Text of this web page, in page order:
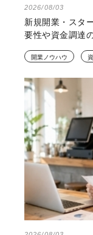
2026/08/03
新規開業・スタ
要性や資金調達
開業ノウハウ